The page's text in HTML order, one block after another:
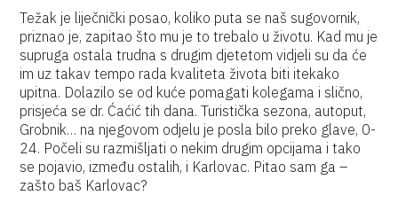
Težak je liječnički posao, koliko puta se naš sugovornik,
priznao je, zapitao što mu je to trebalo u životu. Kad mu je
supruga ostala trudna s drugim djetetom vidjeli su da će
im uz takav tempo rada kvaliteta života biti itekako
upitna. Dolazilo se od kuće pomagati kolegama i slično,
prisjeća se dr. Ćaćić tih dana. Turistička sezona, autoput,
Grobnik… na njegovom odjelu je posla bilo preko glave, 0-
24. Počeli su razmišljati o nekim drugim opcijama i tako
se pojavio, između ostalih, i Karlovac. Pitao sam ga –
zašto baš Karlovac?